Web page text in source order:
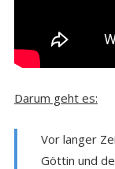
Darum geht es:
Vor langer
Göttin und